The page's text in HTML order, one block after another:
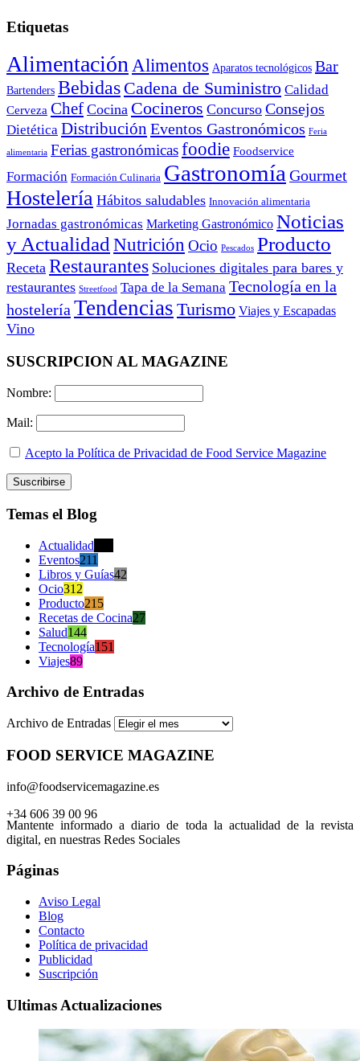
Etiquetas
Alimentación Alimentos Aparatos tecnológicos Bar
Bartenders Bebidas Cadena de Suministro Calidad
Cerveza Chef Cocina Cocineros Concurso Consejos
Dietética Distribución Eventos Gastronómicos Feria
alimentaria Ferias gastronómicasfoodie Foodservice
Formación Formación Culinaria Gastronomía Gourmet
Hostelería Hábitos saludables Innovación alimentaria
Jornadas gastronómicas Marketing Gastronómico Noticias
y Actualidad Nutrición Ocio Pescados Producto
Receta Restaurantes Soluciones digitales para bares y
restaurantes Streetfood Tapa de la Semana Tecnología en la
hostelería Tendencias Turismo Viajes y Escapadas
Vino
SUSCRIPCION AL MAGAZINE
Nombre:
Mail:
Acepto la Política de Privacidad de Food Service Magazine
Temas el Blog
Actualidad
Eventos211
Libros y Guías42
Ocio312
Producto215
Recetas de Cocina27
Salud144
Tecnología151
Viajes89
Archivo de Entradas
Archivo de Entradas
FOOD SERVICE MAGAZINE
info@foodservicemagazine.es
+34 606 39 00 96
Mantente informado a diario de toda la actualidad de la revista
digital, en nuestras Redes Sociales
Páginas
Aviso Legal
Blog
Contacto
Política de privacidad
Publicidad
Suscripción
Ultimas Actualizaciones